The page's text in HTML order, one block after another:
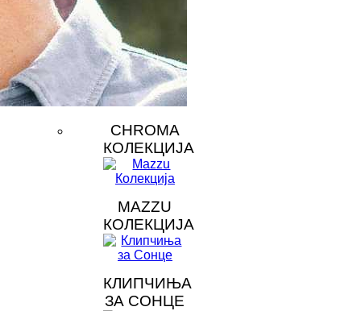
CHROMA
КОЛЕКЦИЈА
MAZZU
КОЛЕКЦИЈА
КЛИПЧИЊА
ЗА СОНЦЕ